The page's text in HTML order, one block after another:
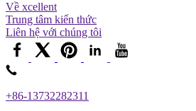
Về xcellent
Trung tâm kiến ​​thức
Liên hệ với chúng tôi
+86-13732282311